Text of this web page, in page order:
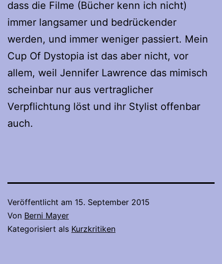
dass die Filme (Bücher kenn ich nicht)
immer langsamer und bedrückender
werden, und immer weniger passiert. Mein
Cup Of Dystopia ist das aber nicht, vor
allem, weil Jennifer Lawrence das mimisch
scheinbar nur aus vertraglicher
Verpflichtung löst und ihr Stylist offenbar
auch.
Veröffentlicht am 15. September 2015
Von Berni Mayer
Kategorisiert als Kurzkritiken